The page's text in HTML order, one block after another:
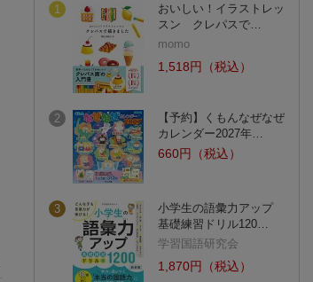
1
おいしい！イラストレッ
スン クレパスで…
momo
1,518円（税込）
2
【予約】くもんなぜなぜ
カレンダー2027年…
660円（税込）
3
小学生の語彙力アップ
基礎練習ドリル120…
学習国語研究会
1,870円（税込）